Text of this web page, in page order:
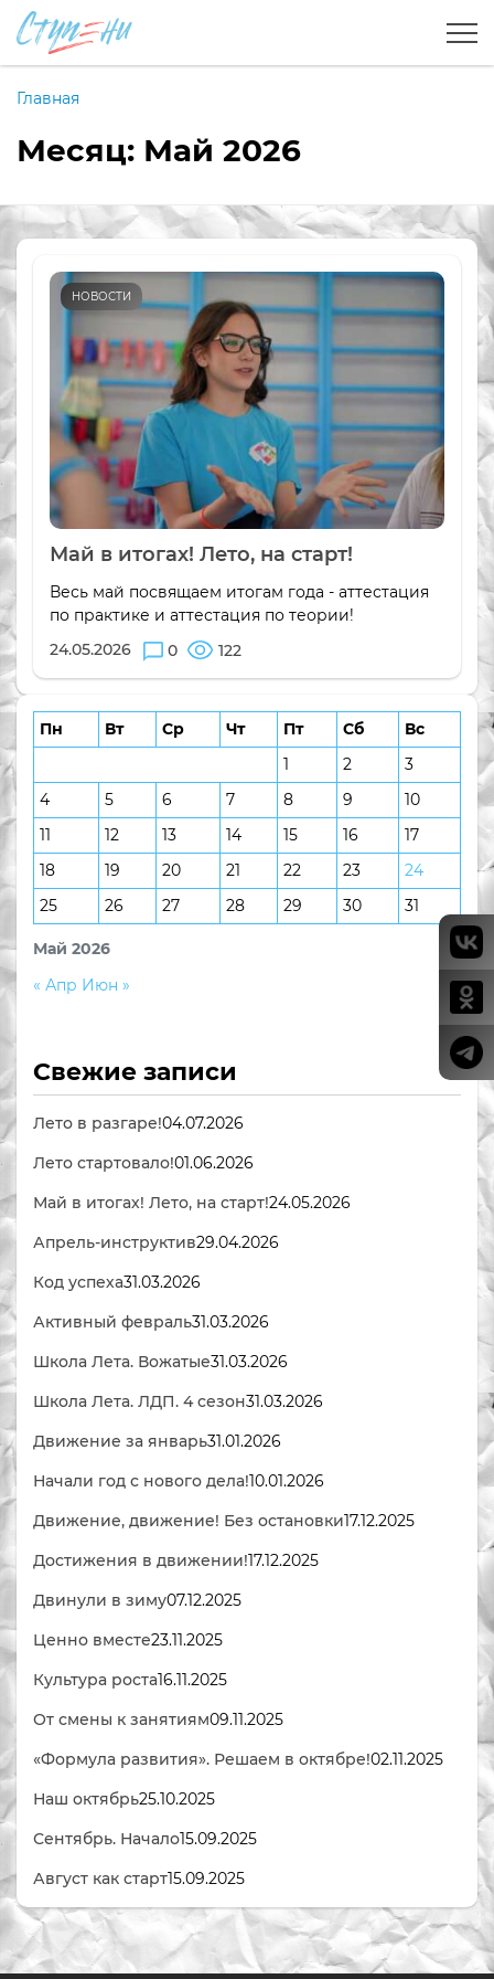
Главная
Месяц: Май 2026
НОВОСТИ
Май в итогах! Лето, на старт!
Весь май посвящаем итогам года - аттестация
по практике и аттестация по теории!
24.05.2026
0 122
Май 2026
Пн Вт Ср Чт Пт Сб
Вс
1
2
3
4
5 6 7 8 9
10
11
12 13 14 15 16
17
18
19 20 21 22 23
24
25
26 27 28 29 30 31
« Апр Июн »
Свежие записи
Лето в разгаре!04.07.2026
Лето стартовало!01.06.2026
Май в итогах! Лето, на старт!24.05.2026
Апрель-инструктив29.04.2026
Код успеха31.03.2026
Активный февраль31.03.2026
Школа Лета. Вожатые31.03.2026
Школа Лета. ЛДП. 4 сезон31.03.2026
Движение за январь31.01.2026
Начали год с нового дела!10.01.2026
Движение, движение! Без остановки17.12.2025
Достижения в движении!17.12.2025
Двинули в зиму07.12.2025
Ценно вместе23.11.2025
Культура роста16.11.2025
От смены к занятиям09.11.2025
«Формула развития». Решаем в октябре!02.11.2025
Наш октябрь25.10.2025
Сентябрь. Начало15.09.2025
Август как старт15.09.2025